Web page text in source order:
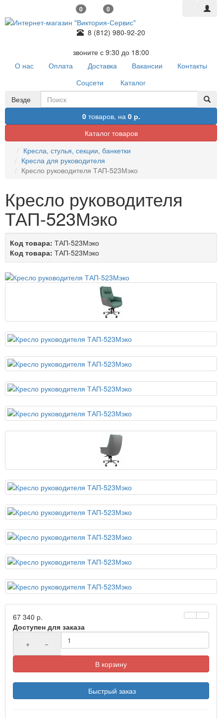
0 0
8 (812) 980-92-20
звоните с 9:30 до 18:00
О нас
Оплата Доставка Вакансии
Контакты
Соцсети
Каталог
Везде
0товаров, на 0 р.
Каталог товаров
Кресла, стулья, секции, банкетки
Кресла для руководителя
Кресло руководителя ТАП-523Мэко
Кресло руководителя
ТАП-523Мэко
Код товара: ТАП-523Мэко
Код товара: ТАП-523Мэко
67 340 р.
Доступен для заказа
+
−
В корзину
Быстрый заказ